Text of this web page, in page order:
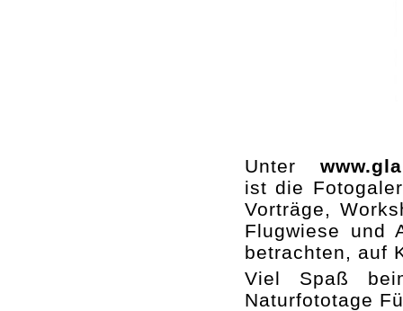
Unter
ist die
Vorträge,
Flugwiese und
betrachten, auf
Viel Spaß
Naturfototage